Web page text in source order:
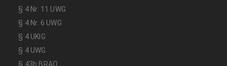
§ 4 Nr. 11 UWG
§ 4 Nr. 6 UWG
§ 4 UKlG
§ 4 UWG
§ 43b BRAO